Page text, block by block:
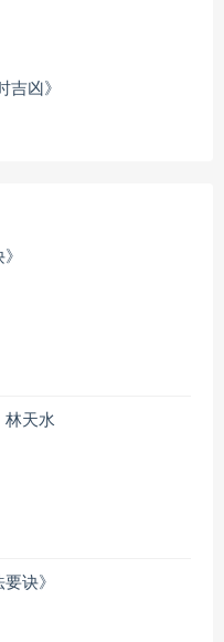
吉凶》
林天水
诀》